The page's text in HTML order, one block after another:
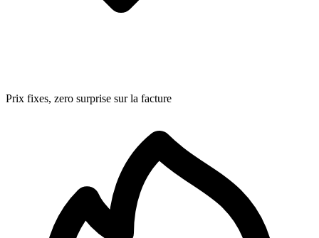
Prix fixes, zero surprise sur la facture